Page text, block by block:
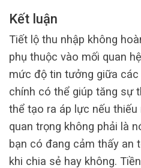
Kết luận
Tiết lộ thu nhập không
phụ thuộc vào mối quan
mức độ tin tưởng giữa
chính có thể giúp tăng sự
thể tạo ra áp lực nếu
quan trọng không phải là
bạn có đang cảm thấy an
khi chia sẻ hay không.